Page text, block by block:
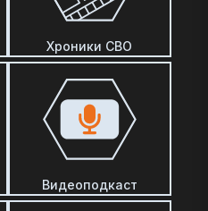
Хроники СВО
Видеоподкаст